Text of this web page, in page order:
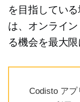
を目指してい
は、オンライ
る機会を最大
Codisto ア